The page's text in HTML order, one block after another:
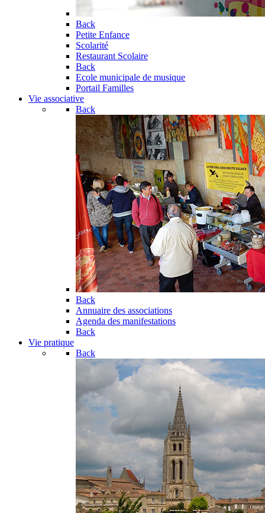
Back
Petite Enfance
Scolarité
Restaurant Scolaire
Back
Ecole municipale de musique
Portail Familles
Vie associative
Back
Back
Annuaire des associations
Agenda des manifestations
Back
Vie pratique
Back